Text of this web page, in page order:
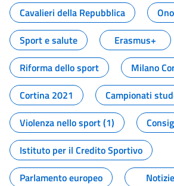
Cavalieri della Repubblica
Sport e salute
Erasmus+
Riforma dello sport
Milano
Cortina 2021
Campionati
Violenza nello sport (1)
Istituto per il Credito Sportivo
Parlamento europeo
Notizie